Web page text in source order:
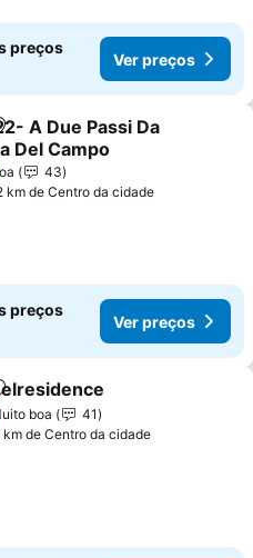
preços
Ver preços
aos favoritos
A Due Passi Da
Del Campo
43
km de Centro da cidade
preços
Ver preços
aos favoritos
boa
41
km de Centro da cidade